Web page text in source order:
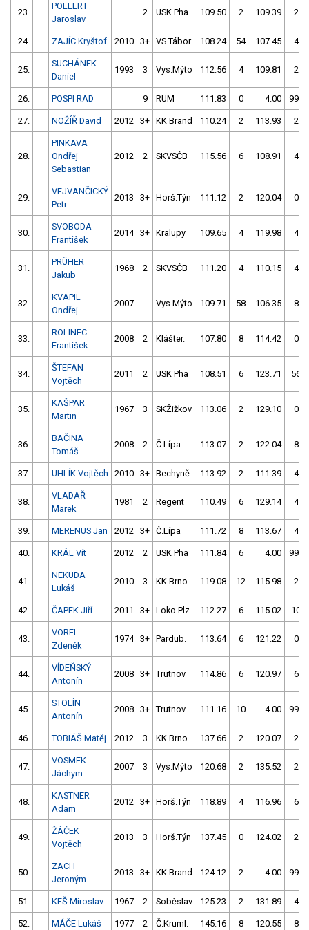
23.
POLLERT
Jaroslav
2 USK Pha 109.50 2 109.39 2
24. ZAJÍC Kryštof 2010 3+ VS Tábor 108.24 54 107.45 4
25.
SUCHÁNEK
Daniel
1993 3 Vys.Mýto 112.56 4 109.81 2
26. POSPI RAD 9 RUM 111.83 0 4.00 999
27. NOŽÍŘ David 2012 3+ KK Brand 110.24 2 113.93 2
28.
PINKAVA
Ondřej
Sebastian
2012 2 SKVSČB 115.56 6 108.91 4
29.
VEJVANČICKÝ
Petr
2013 3+ Horš.Týn 111.12 2 120.04 0
30.
SVOBODA
František
2014 3+ Kralupy 109.65 4 119.98 4
31.
PRÜHER
Jakub
1968 2 SKVSČB 111.20 4 110.15 4
32.
KVAPIL
Ondřej
2007 Vys.Mýto 109.71 58 106.35 8
33.
ROLINEC
František
2008 2 Klášter. 107.80 8 114.42 0
34.
ŠTEFAN
Vojtěch
2011 2 USK Pha 108.51 6 123.71 56
35.
KAŠPAR
Martin
1967 3 SKŽižkov 113.06 2 129.10 0
36.
BAČINA
Tomáš
2008 2 Č.Lípa 113.07 2 122.04 8
37. UHLÍK Vojtěch 2010 3+ Bechyně 113.92 2 111.39 4
38.
VLADAŘ
Marek
1981 2 Regent 110.49 6 129.14 4
39. MERENUS Jan 2012 3+ Č.Lípa 111.72 8 113.67 4
40. KRÁL Vít 2012 2 USK Pha 111.84 6 4.00 999
41.
NEKUDA
Lukáš
2010 3 KK Brno 119.08 12 115.98 2
42. ČAPEK Jiří 2011 3+ Loko Plz 112.27 6 115.02 10
43.
VOREL
Zdeněk
1974 3+ Pardub. 113.64 6 121.22 0
44.
VÍDEŇSKÝ
Antonín
2008 3+ Trutnov 114.86 6 120.97 6
45.
STOLÍN
Antonín
2008 3+ Trutnov 111.16 10 4.00 999
46. TOBIÁŠ Matěj 2012 3 KK Brno 137.66 2 120.07 2
47.
VOSMEK
Jáchym
2007 3 Vys.Mýto 120.68 2 135.52 2
48.
KASTNER
Adam
2012 3+ Horš.Týn 118.89 4 116.96 6
49.
ŽÁČEK
Vojtěch
2013 3 Horš.Týn 137.45 0 124.02 2
50.
ZACH
Jeroným
2013 3+ KK Brand 124.12 2 4.00 999
51. KEŠ Miroslav 1967 2 Soběslav 125.23 2 131.89 4
52. MÁČE Lukáš 1977 2 Č.Kruml. 145.16 8 120.55 8